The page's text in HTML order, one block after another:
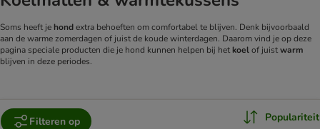
Soms heeft je hondextra behoeften om comfortabel te blijven. Denk bijvoorbaald
aan de warme zomerdagen of juist de koude winterdagen. Daarom vind je op deze
pagina speciale producten die je hond kunnen helpen bij het koelof juistwarm
blijven in deze periodes.
Filteren op Populariteit